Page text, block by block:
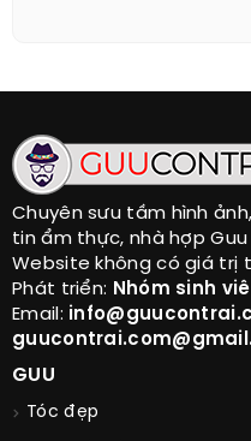
Chuyên sưu tầm hình
tin ẩm thực, nhà hợp Guu
Website không có giá trị
Phát triển: Nhóm sinh
Email:
GUU
Tóc đẹp